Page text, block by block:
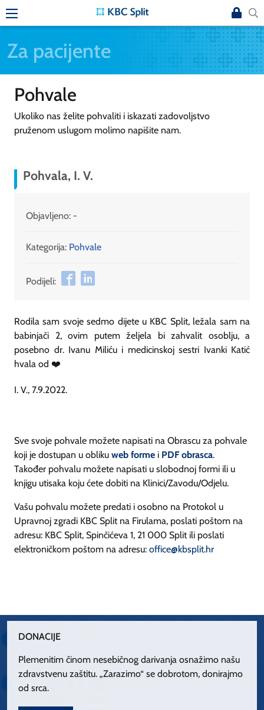
Za pacijente
Pohvale
Ukoliko nas želite pohvaliti i iskazati zadovoljstvo
pruženom uslugom molimo napišite nam.
Pohvala, I. V.
Objavljeno: -
Kategorija: Pohvale
Podijeli:
Rodila sam svoje sedmo dijete u KBC Split, ležala sam na
babinjači 2, ovim putem željela bi zahvalit osoblju, a
posebno dr. Ivanu Miliću i medicinskoj sestri Ivanki Katić
hvala od ❤️
I. V., 7.9.2022.
Sve svoje pohvale možete napisati na Obrascu za pohvale
koji je dostupan u obliku web forme i PDF obrasca.
Također pohvalu možete napisati u slobodnoj formi ili u
knjigu utisaka koju ćete dobiti na Klinici/Zavodu/Odjelu.
Vašu pohvalu možete predati i osobno na Protokol u
Upravnoj zgradi KBC Split na Firulama, poslati poštom na
adresu: KBC Split, Spinčićeva 1, 21 000 Split ili poslati
elektroničkom poštom na adresu: office@kbsplit.hr
DONACIJE
Plemenitim činom nesebičnog darivanja osnažimo našu
zdravstvenu zaštitu. „Zarazimo“ se dobrotom, donirajmo
od srca.